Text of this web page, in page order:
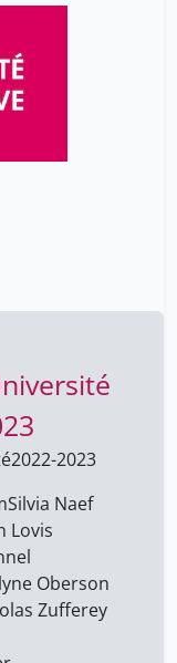
2022-2023
Silvia Naef
Lovis
Oberson
Zufferey